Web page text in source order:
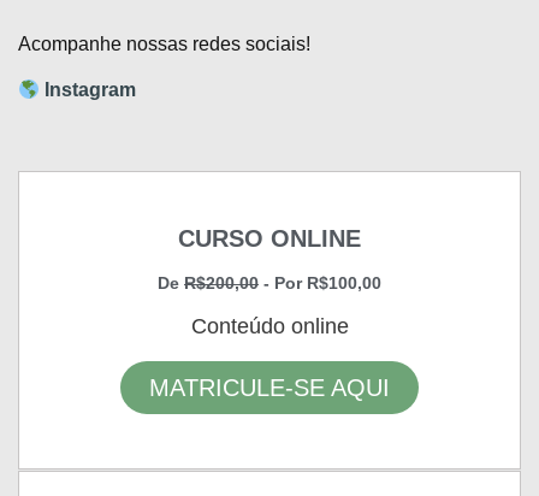
Acompanhe nossas redes sociais!
Instagram
CURSO ONLINE
De R$200,00 - Por R$100,00
Conteúdo online
MATRICULE-SE AQUI